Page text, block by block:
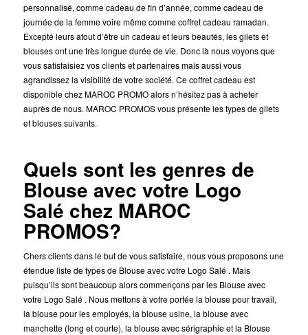
personnalisé, comme cadeau de fin d’année, comme cadeau de
journée de la femme voire même comme coffret cadeau ramadan.
Excepté leurs atout d’être un cadeau et leurs beautés, les gilets et
blouses ont une très longue durée de vie. Donc là nous voyons que
vous satisfaisiez vos clients et partenaires mais aussi vous
agrandissez la visibilité de votre société. Ce coffret cadeau est
disponible chez MAROC PROMO alors n’hésitez pas à acheter
auprès de nous. MAROC PROMOS vous présente les types de gilets
et blouses suivants.
Quels sont les genres de
Blouse avec votre Logo
Salé chez MAROC
PROMOS?
Chers clients dans le but de vous satisfaire, nous vous proposons une
étendue liste de types de Blouse avec votre Logo Salé . Mais
puisqu’ils sont beaucoup alors commençons par les Blouse avec
votre Logo Salé . Nous mettons à votre portée la blouse pour travail,
la blouse pour les employés, la blouse usine, la blouse avec
manchette (long et courte), la blouse avec sérigraphie et la Blouse